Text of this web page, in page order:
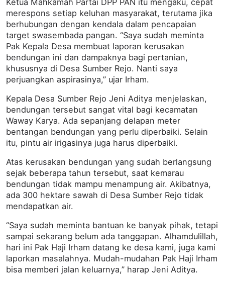
Ketua Mahkamah Partai DPP PAN itu mengaku, cepat
merespons setiap keluhan masyarakat, terutama jika
berhubungan dengan kendala dalam pencapaian
target swasembada pangan. “Saya sudah meminta
Pak Kepala Desa membuat laporan kerusakan
bendungan ini dan dampaknya bagi pertanian,
khususnya di Desa Sumber Rejo. Nanti saya
perjuangkan aspirasinya,” ujar Irham.
Kepala Desa Sumber Rejo Jeni Aditya menjelaskan,
bendungan tersebut sangat vital bagi kecamatan
Waway Karya. Ada sepanjang delapan meter
bentangan bendungan yang perlu diperbaiki. Selain
itu, pintu air irigasinya juga harus diperbaiki.
Atas kerusakan bendungan yang sudah berlangsung
sejak beberapa tahun tersebut, saat kemarau
bendungan tidak mampu menampung air. Akibatnya,
ada 300 hektare sawah di Desa Sumber Rejo tidak
mendapatkan air.
“Saya sudah meminta bantuan ke banyak pihak, tetapi
sampai sekarang belum ada tanggapan. Alhamdulillah,
hari ini Pak Haji Irham datang ke desa kami, juga kami
laporkan masalahnya. Mudah-mudahan Pak Haji Irham
bisa memberi jalan keluarnya,” harap Jeni Aditya.